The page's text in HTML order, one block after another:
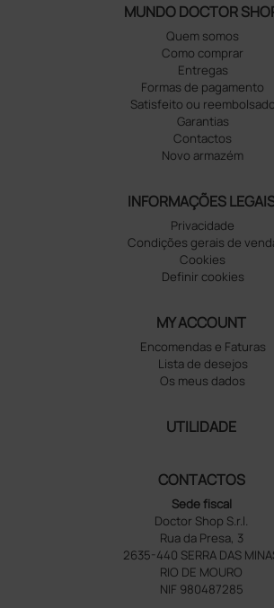
MUNDO DOCTOR
Quem somos
Como comprar
Entregas
Formas de pagamento
Satisfeito ou reembolsado
Garantias
Contactos
Novo armazém
INFORMAÇÕES
Privacidade
Condições gerais de
Cookies
Definir cookies
MY ACCOUNT
Encomendas e Faturas
Lista de desejos
Os meus dados
UTILIDADE
CONTACTOS
Sede fiscal
Doctor Shop S.r.l.
Rua da Presa, 3
2635-440 SERRA DAS
RIO DE MOURO
NIF 980487285